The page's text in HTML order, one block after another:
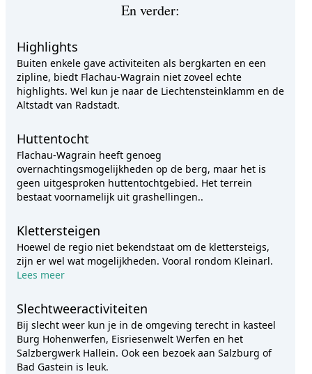
En verder:
Highlights
Buiten enkele gave activiteiten als bergkarten en een
zipline, biedt Flachau-Wagrain niet zoveel echte
highlights. Wel kun je naar de Liechtensteinklamm en de
Altstadt van Radstadt.
Huttentocht
Flachau-Wagrain heeft genoeg
overnachtingsmogelijkheden op de berg, maar het is
geen uitgesproken huttentochtgebied. Het terrein
bestaat voornamelijk uit grashellingen..
Klettersteigen
Hoewel de regio niet bekendstaat om de klettersteigs,
zijn er wel wat mogelijkheden. Vooral rondom Kleinarl.
Lees meer
Slechtweeractiviteiten
Bij slecht weer kun je in de omgeving terecht in kasteel
Burg Hohenwerfen, Eisriesenwelt Werfen en het
Salzbergwerk Hallein. Ook een bezoek aan Salzburg of
Bad Gastein is leuk.